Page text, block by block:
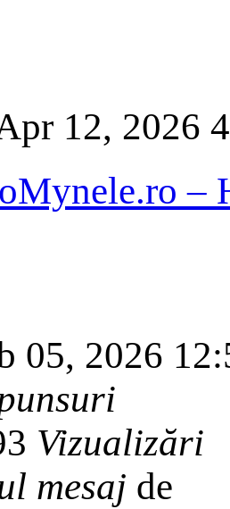
12, 2026
–
05, 2026
Vizualizări
mesaj de